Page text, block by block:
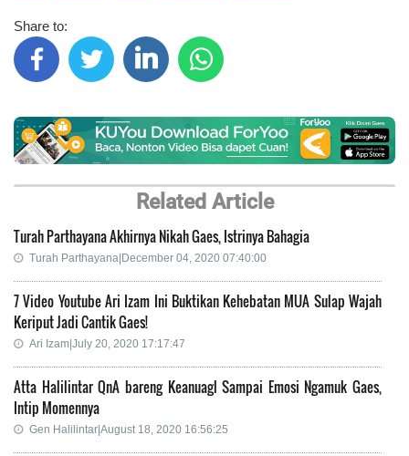
Share to:
Related Article
Turah Parthayana Akhirnya Nikah Gaes, Istrinya Bahagia
Turah Parthayana|December 04, 2020 07:40:00
7 Video Youtube Ari Izam Ini Buktikan Kehebatan MUA Sulap Wajah
Keriput Jadi Cantik Gaes!
Ari Izam|July 20, 2020 17:17:47
Atta Halilintar QnA bareng Keanuagl Sampai Emosi Ngamuk Gaes,
Intip Momennya
Gen Halilintar|August 18, 2020 16:56:25